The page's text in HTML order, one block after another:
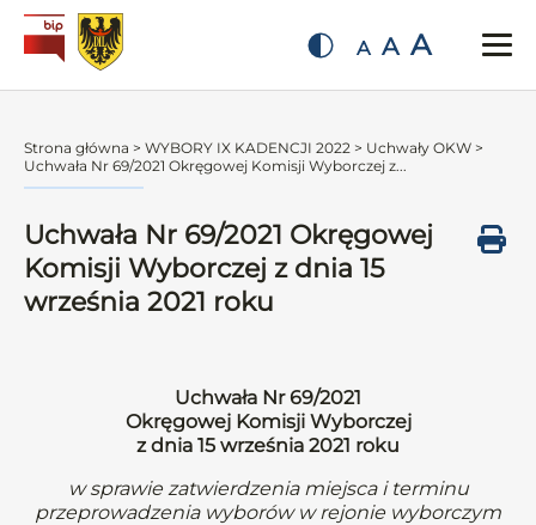
A A A
Strona główna > WYBORY IX KADENCJI 2022 > Uchwały OKW >
Uchwała Nr 69/2021 Okręgowej Komisji Wyborczej z...
Uchwała Nr 69/2021 Okręgowej
Komisji Wyborczej z dnia 15
września 2021 roku
Uchwała Nr 69/2021
Okręgowej Komisji Wyborczej
z dnia 15 września 2021 roku
w sprawie zatwierdzenia miejsca i terminu
przeprowadzenia wyborów w rejonie wyborczym